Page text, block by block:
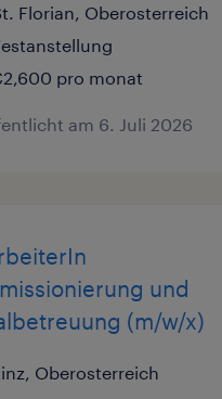
Florian, Oberosterreich
pro monat
am 6. Juli 2026
und
(m/w/x)
Oberosterreich